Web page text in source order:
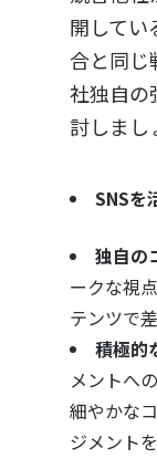
開してい
合と同じ
社独自の
討しまし
SNSを
独自の
ークな視
テンツで
積極的
メントへ
細やかな
ジメント